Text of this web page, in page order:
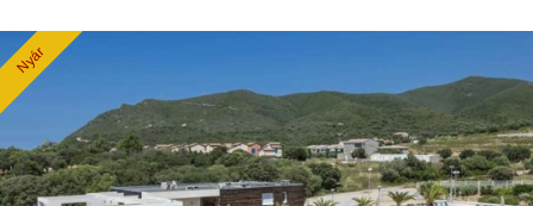
Nyár